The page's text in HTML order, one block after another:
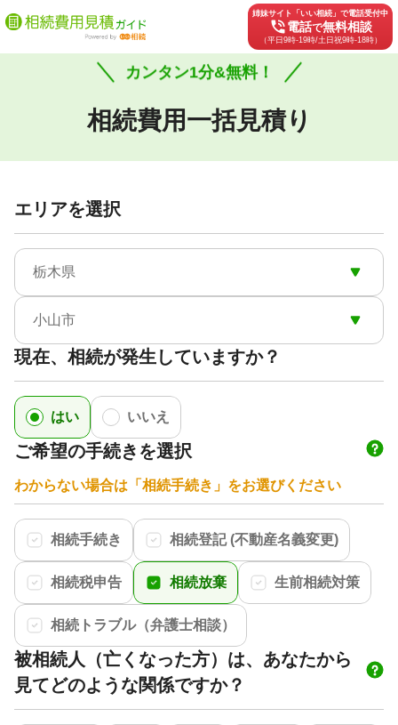
姉妹サイト「いい相続」で電話受付中
phone_in_talk電話で無料相談
（平日9時-19時/土日祝9時-18時）
カンタン1分&無料！
相続費用一括見積り
エリアを選択
栃木県
小山市
現在、相続が発生していますか？
はい いいえ
ご希望の手続きを選択
わからない場合は「相続手続き」をお選びください
相続手続き 相続登記 (不動産名義変更)
相続税申告 相続放棄 生前相続対策
相続トラブル（弁護士相談）
被相続人（亡くなった方）は、あなたから
見てどのような関係ですか？